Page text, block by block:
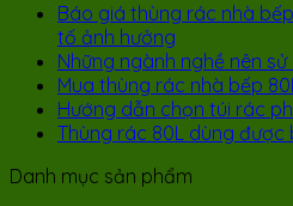
Báo giá thùng rác nhà
tố ảnh hưởng
Những ngành nghề nên
Mua thùng rác nhà bếp
Hướng dẫn chọn túi rác
Thùng rác 80L dùng được
Danh mục sản phẩm